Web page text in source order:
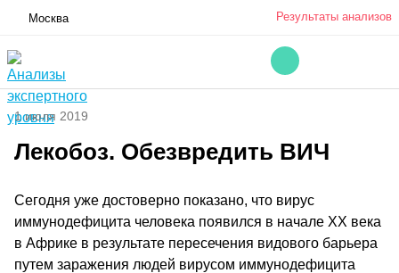
Москва Результаты анализов
1 июля 2019
Лекобоз. Обезвредить ВИЧ
Сегодня уже достоверно показано, что вирус
иммунодефицита человека появился в начале XX века
в Африке в результате пересечения видового барьера
путем заражения людей вирусом иммунодефицита